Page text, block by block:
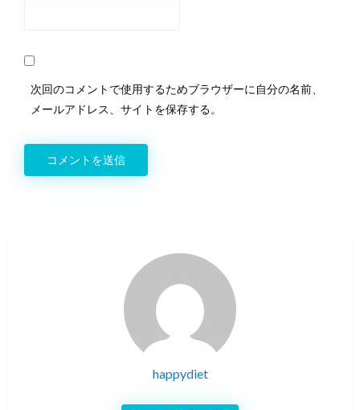
次回のコメントで使用するためブラウザーに自分の名前、
メールアドレス、サイトを保存する。
happydiet